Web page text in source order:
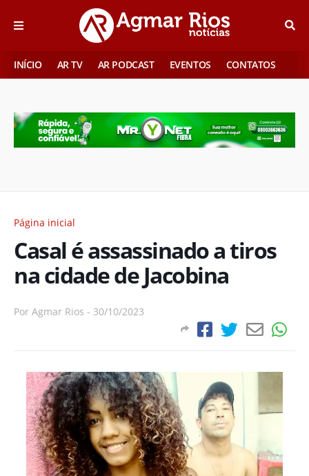
INÍCIO AR TV AR PODCAST EVENTOS CONTATOS
Página inicial
Casal é assassinado a tiros
na cidade de Jacobina
Por Agmar Rios - 30/10/2023